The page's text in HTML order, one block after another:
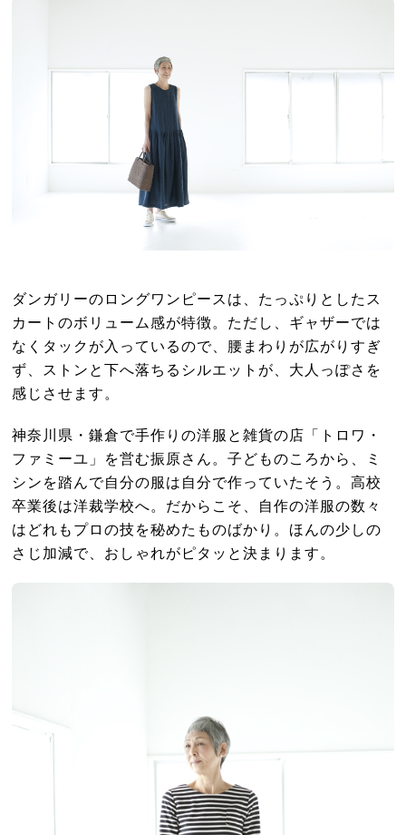
ダンガリーのロングワンピースは、たっぷりとしたス
カートのボリューム感が特徴。ただし、ギャザーでは
なくタックが入っているので、腰まわりが広がりすぎ
ず、ストンと下へ落ちるシルエットが、大人っぽさを
感じさせます。
神奈川県・鎌倉で手作りの洋服と雑貨の店「トロワ・
ファミーユ」を営む振原さん。子どものころから、ミ
シンを踏んで自分の服は自分で作っていたそう。高校
卒業後は洋裁学校へ。だからこそ、自作の洋服の数々
はどれもプロの技を秘めたものばかり。ほんの少しの
さじ加減で、おしゃれがピタッと決まります。